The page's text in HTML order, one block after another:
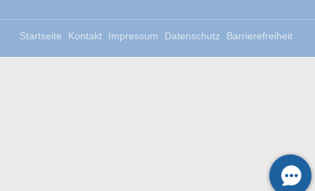
Startseite Kontakt Impressum Datenschutz Barrierefreiheit